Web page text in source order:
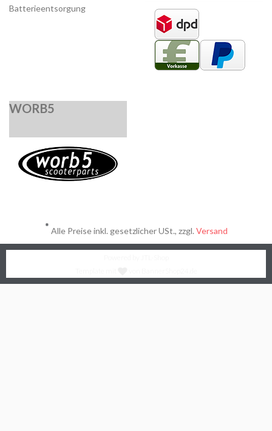
Batterieentsorgung
WORB5
* Alle Preise inkl. gesetzlicher USt., zzgl. Versand